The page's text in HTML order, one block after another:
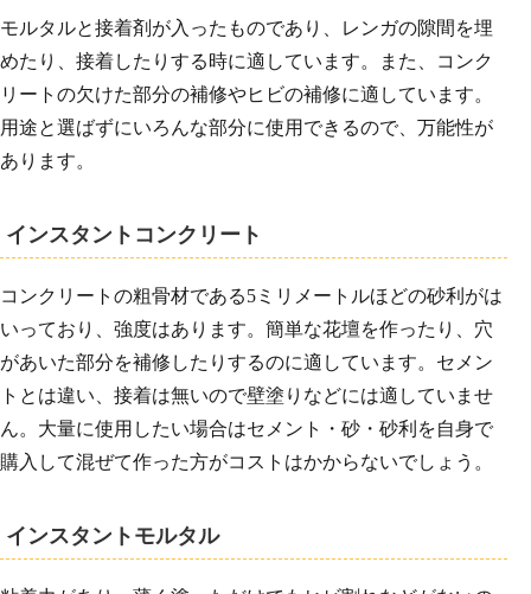
モルタルと接着剤が入ったものであり、レンガの隙間を埋
めたり、接着したりする時に適しています。また、コンク
リートの欠けた部分の補修やヒビの補修に適しています。
用途と選ばずにいろんな部分に使用できるので、万能性が
あります。
インスタントコンクリート
コンクリートの粗骨材である5ミリメートルほどの砂利がは
いっており、強度はあります。簡単な花壇を作ったり、穴
があいた部分を補修したりするのに適しています。セメン
トとは違い、接着は無いので壁塗りなどには適していませ
ん。大量に使用したい場合はセメント・砂・砂利を自身で
購入して混ぜて作った方がコストはかからないでしょう。
インスタントモルタル